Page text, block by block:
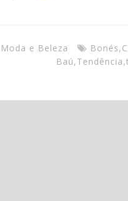
Moda e Beleza Bonés,
Baú,Tendência,